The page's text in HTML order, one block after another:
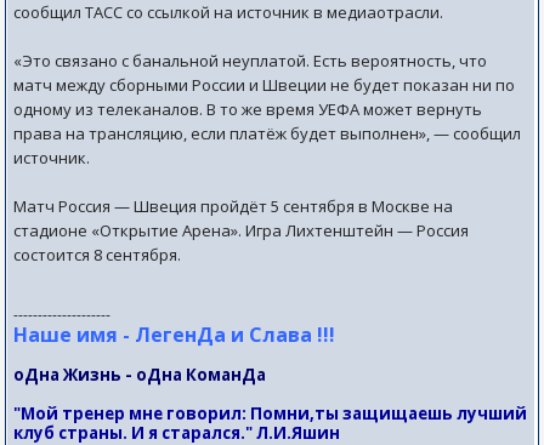
сообщил ТАСС со ссылкой на источник в медиаотрасли.
«Это связано с банальной неуплатой. Есть вероятность, что
матч между сборными России и Швеции не будет показан ни по
одному из телеканалов. В то же время УЕФА может вернуть
права на трансляцию, если платёж будет выполнен», — сообщил
источник.
Матч Россия — Швеция пройдёт 5 сентября в Москве на
стадионе «Открытие Арена». Игра Лихтенштейн — Россия
состоится 8 сентября.
--------------------
Наше имя - ЛегенДа и Слава !!!
оДна Жизнь - оДна КоманДа
"Мой тренер мне говорил: Помни,ты защищаешь лучший
клуб страны. И я старался." Л.И.Яшин